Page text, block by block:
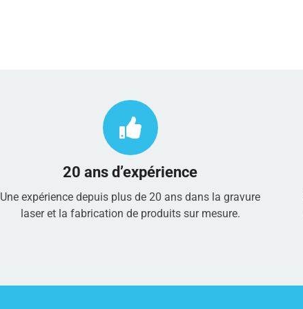
20 ans d’expérience
Une expérience depuis plus de 20 ans dans la gravure
laser et la fabrication de produits sur mesure.